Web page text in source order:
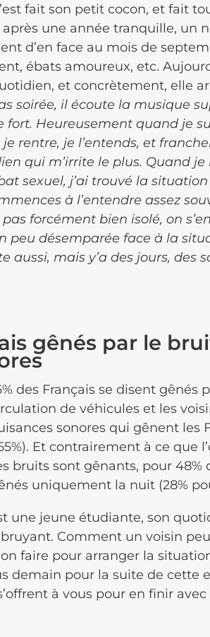
fait son petit cocon, et fait
une année tranquille, un
d’en face au mois de
ébats amoureux, etc.
et concrètement, elle
soirée, il écoute la musique
Heureusement quand je
rentre, je l’entends, et
qui m’irrite le plus. Quand je
sexuel, j’ai trouvé la
à l’entendre assez
forcément bien isolé, on
peu désemparée face à la
mais y’a des jours, des
gênés par le
des Français se disent gênés
de véhicules et les
sonores qui gênent les
Et contrairement à ce que
bruits sont gênants, pour 48%
uniquement la nuit (28%
une jeune étudiante, son
bruyant. Comment un voisin
faire pour arranger la
demain pour la suite de cette
à vous pour en finir